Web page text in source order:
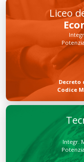
Liceo
Decreto
Codice
Integr.